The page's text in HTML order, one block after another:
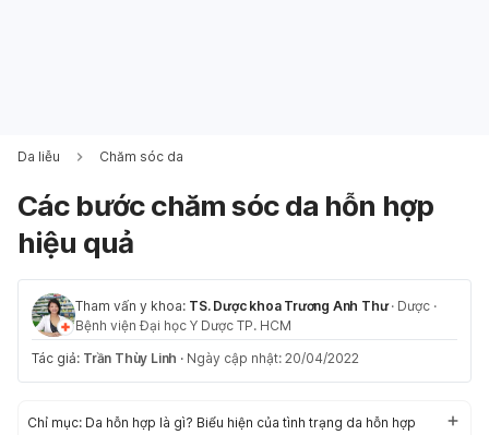
Da liễu Chăm sóc da
Các bước chăm sóc da hỗn hợp
hiệu quả
Tham vấn y khoa: TS. Dược khoa Trương Anh Thư · Dược ·
Bệnh viện Đại học Y Dược TP. HCM
Tác giả: Trần Thùy Linh · Ngày cập nhật: 20/04/2022
Chỉ mục: Da hỗn hợp là gì? Biểu hiện của tình trạng da hỗn hợp